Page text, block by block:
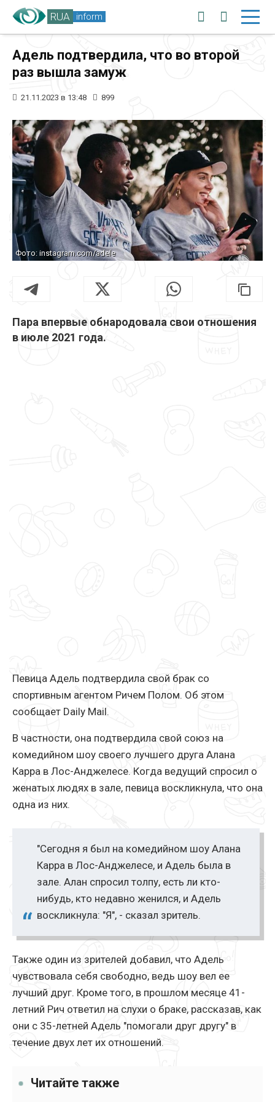
RUA inform
Адель подтвердила, что во второй
раз вышла замуж
21.11.2023 в 13:48 899
Фото: instagram.com/adele
Пара впервые обнародовала свои отношения
в июле 2021 года.
Певица Адель подтвердила свой брак со
спортивным агентом Ричем Полом. Об этом
сообщает Daily Mail.
В частности, она подтвердила свой союз на
комедийном шоу своего лучшего друга Алана
Карра в Лос-Анджелесе. Когда ведущий спросил о
женатых людях в зале, певица воскликнула, что она
одна из них.
"Сегодня я был на комедийном шоу Алана
Карра в Лос-Анджелесе, и Адель была в
зале. Алан спросил толпу, есть ли кто-
нибудь, кто недавно женился, и Адель
воскликнула: "Я", - сказал зритель.
Также один из зрителей добавил, что Адель
чувствовала себя свободно, ведь шоу вел ее
лучший друг. Кроме того, в прошлом месяце 41-
летний Рич ответил на слухи о браке, рассказав, как
они с 35-летней Адель "помогали друг другу" в
течение двух лет их отношений.
Читайте также